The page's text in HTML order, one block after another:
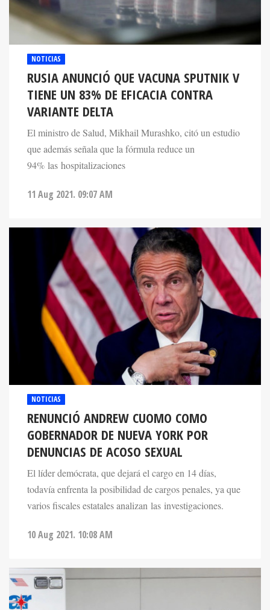
NOTICIAS
RUSIA ANUNCIÓ QUE VACUNA SPUTNIK V
TIENE UN 83% DE EFICACIA CONTRA
VARIANTE DELTA
El ministro de Salud, Mikhail Murashko, citó un estudio
que además señala que la fórmula reduce un
94% las hospitalizaciones
11 Aug 2021. 09:07 AM
NOTICIAS
RENUNCIÓ ANDREW CUOMO COMO
GOBERNADOR DE NUEVA YORK POR
DENUNCIAS DE ACOSO SEXUAL
El líder demócrata, que dejará el cargo en 14 días,
todavía enfrenta la posibilidad de cargos penales, ya que
varios fiscales estatales analizan las investigaciones.
10 Aug 2021. 10:08 AM